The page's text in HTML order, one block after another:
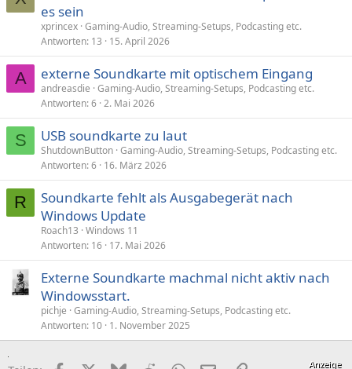
es sein
xprincex Gaming-Audio, Streaming-Setups, Podcasting etc.
Antworten 13 15. April 2026
A externe Soundkarte mit optischem Eingang
andreasdie Gaming-Audio, Streaming-Setups, Podcasting etc.
Antworten 6 2. Mai 2026
S USB soundkarte zu laut
ShutdownButton Gaming-Audio, Streaming-Setups, Podcasting etc.
Antworten 6 16. März 2026
R
Soundkarte fehlt als Ausgabegerät nach
Windows Update
Roach13 Windows 11
Antworten 16 17. Mai 2026
Externe Soundkarte machmal nicht aktiv nach
Windowsstart.
pichje Gaming-Audio, Streaming-Setups, Podcasting etc.
Antworten 10 1. November 2025